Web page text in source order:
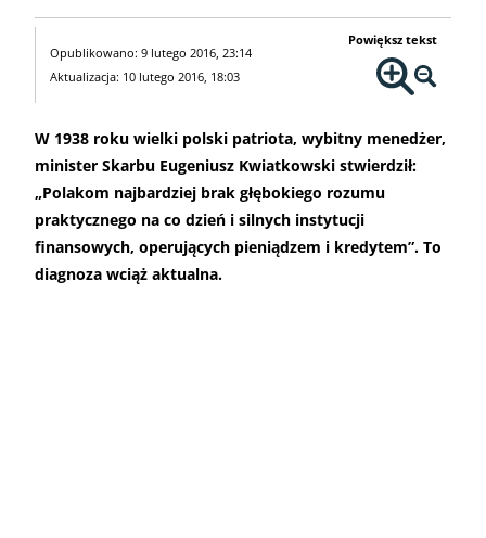
Opublikowano: 9 lutego 2016, 23:14
Aktualizacja: 10 lutego 2016, 18:03
Powiększ tekst
W 1938 roku wielki polski patriota, wybitny menedżer,
minister Skarbu Eugeniusz Kwiatkowski stwierdził:
„Polakom najbardziej brak głębokiego rozumu
praktycznego na co dzień i silnych instytucji
finansowych, operujących pieniądzem i kredytem”. To
diagnoza wciąż aktualna.